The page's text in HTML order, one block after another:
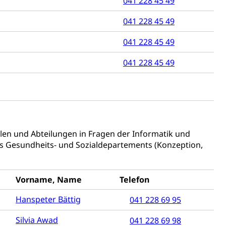
041 228 45 49
041 228 45 49
041 228 45 49
und Abteilungen in Fragen der Informatik und
und Sozialdepartements (Konzeption,
Vorname, Name
Telefon
Hanspeter Bättig
041 228 69 95
Silvia Awad 041 228 69 98
Kapitalsteuer
Beschwerdestelle Spitäler
im Kanton Luzern